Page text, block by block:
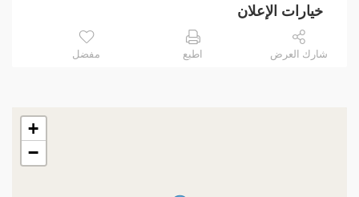
خيارات الإعلان
شارك العرض اطبع مفضل
+
−